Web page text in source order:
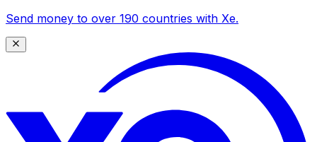
Send money to over 190 countries with Xe.